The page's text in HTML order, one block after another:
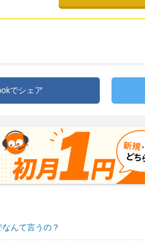
でシェア
んて言うの？